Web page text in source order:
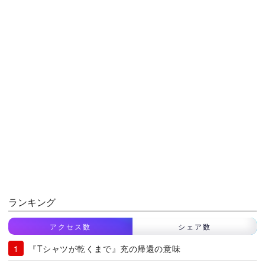
ランキング
アクセス数 シェア数
『Tシャツが乾くまで』充の帰還の意味